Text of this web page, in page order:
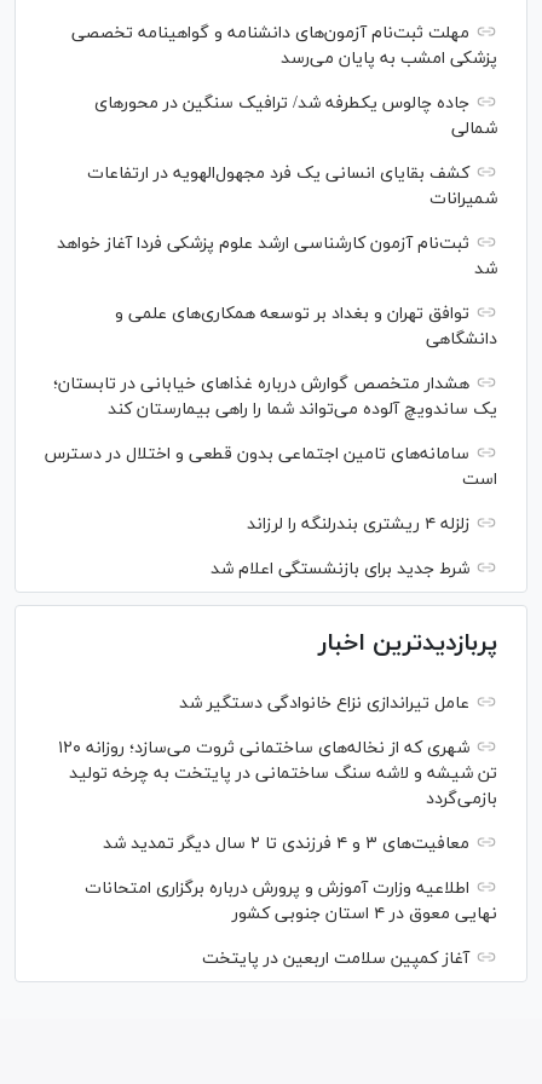
مهلت ثبت‌نام آزمون‌های دانشنامه و گواهینامه تخصصی
پزشکی امشب به پایان می‌رسد
جاده چالوس یکطرفه شد/ ترافیک سنگین در محورهای
شمالی
کشف بقایای انسانی یک فرد مجهول‌الهویه در ارتفاعات
شمیرانات
ثبت‌نام آزمون کارشناسی ارشد علوم پزشکی فردا آغاز خواهد
شد
توافق تهران و بغداد بر توسعه همکاری‌های علمی و
دانشگاهی
هشدار متخصص گوارش درباره غذا‌های خیابانی در تابستان؛
یک ساندویچ آلوده می‌تواند شما را راهی بیمارستان کند
سامانه‌های تامین اجتماعی بدون قطعی و اختلال در دسترس
است
زلزله ۴ ریشتری بندرلنگه را لرزاند
شرط جدید برای بازنشستگی اعلام شد
پربازدیدترین اخبار
عامل تیراندازی نزاع خانوادگی دستگیر شد
شهری که از نخاله‌های ساختمانی ثروت می‌سازد؛ روزانه ۱۲۰
تن شیشه و لاشه سنگ ساختمانی در پایتخت به چرخه تولید
بازمی‌گردد
معافیت‌های ۳ و ۴ فرزندی تا ۲ سال دیگر تمدید شد
اطلاعیه وزارت آموزش و پرورش درباره برگزاری امتحانات
نهایی معوق در ۴ استان جنوبی کشور
آغاز کمپین سلامت اربعین در پایتخت